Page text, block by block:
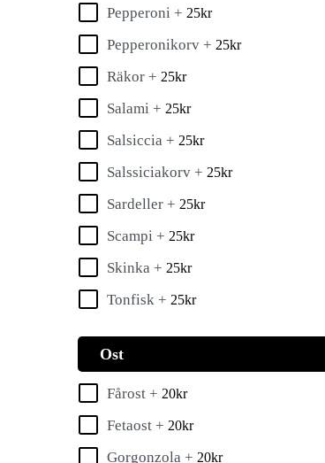
Pepperoni + 25kr
Pepperonikorv + 25kr
Räkor + 25kr
Salami + 25kr
Salsiccia + 25kr
Salssiciakorv + 25kr
Sardeller + 25kr
Scampi + 25kr
Skinka + 25kr
Tonfisk + 25kr
Ost
Fårost + 20kr
Fetaost + 20kr
Gorgonzola + 20kr